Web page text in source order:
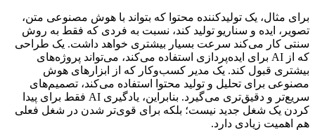
برای مثال، یک تولیدکننده محتوا که بتواند با هوش مصنوعی متن،
تصویر، ایده و سناریو تولید کند، نسبت به فردی که فقط به روش
سنتی کار می‌کند سرعت بسیار بیشتری خواهد داشت. یک طراحی
که از AI برای ایده‌پردازی استفاده می‌کند، می‌تواند پروژه‌های
بیشتری قبول کند. یک مدیر کسب‌وکار که از ابزارهای هوش
مصنوعی برای تحلیل و تولید محتوا استفاده می‌کند، تصمیم‌های
سریع‌تر و دقیق‌تری می‌گیرد. بنابراین، یادگیری AI فقط برای پیدا
کردن یک شغل جدید نیست؛ بلکه برای قوی‌تر شدن در شغل فعلی
هم اهمیت زیادی دارد.